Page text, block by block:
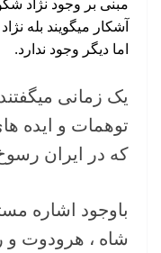
آشکار میگویند بله
اما دیگر وجود ندارد.
یک زمانی
توهمات و ایده
که در ایران
باوجود اشاره
شاه ، هرودوت و